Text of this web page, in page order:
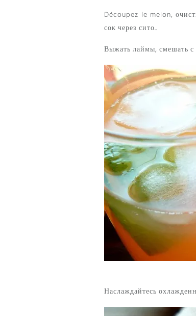
Découpez le melon,
сок через сито..
Выжать лаймы, смешать
Наслаждайтесь